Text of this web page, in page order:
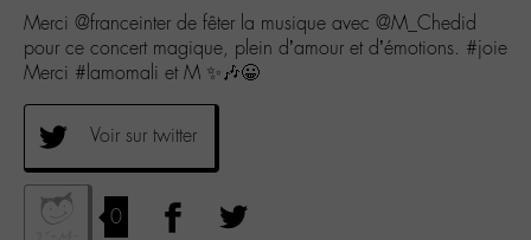
Merci @franceinter de fêter la musique avec @M_Chedid
pour ce concert magique, plein d’amour et d’émotions. #joie
Merci #lamomali et M ✨🎶😀
Voir sur twitter
0